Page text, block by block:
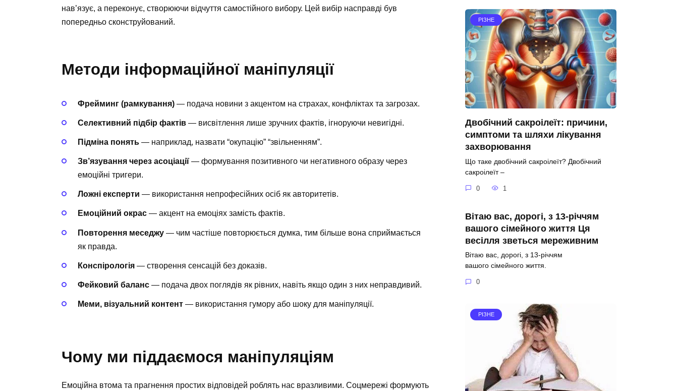
нав’язує, а переконує, створюючи відчуття самостійного вибору. Цей вибір насправді був
попередньо сконструйований.
Методи інформаційної маніпуляції
Фрейминг (рамкування) — подача новини з акцентом на страхах, конфліктах та загрозах.
Селективний підбір фактів — висвітлення лише зручних фактів, ігноруючи невигідні.
Підміна понять — наприклад, назвати “окупацію” “звільненням”.
Зв’язування через асоціації — формування позитивного чи негативного образу через
емоційні тригери.
Ложні експерти — використання непрофесійних осіб як авторитетів.
Емоційний окрас — акцент на емоціях замість фактів.
Повторення меседжу — чим частіше повторюється думка, тим більше вона сприймається
як правда.
Конспірологія — створення сенсацій без доказів.
Фейковий баланс — подача двох поглядів як рівних, навіть якщо один з них неправдивий.
Меми, візуальний контент — використання гумору або шоку для маніпуляції.
Чому ми піддаємося маніпуляціям
Емоційна втома та прагнення простих відповідей роблять нас вразливими. Соцмережі формують
РІЗНЕ
Двобічний сакроілеїт: причини,
симптоми та шляхи лікування
захворювання
Що таке двобічний сакроілеїт? Двобічний
сакроілеїт –
0 1
Вітаю вас, дорогі, з 13-річчям
вашого сімейного життя Ця
весілля зветься мереживним
Вітаю вас, дорогі, з 13-річчям
вашого сімейного життя.
0
РІЗНЕ